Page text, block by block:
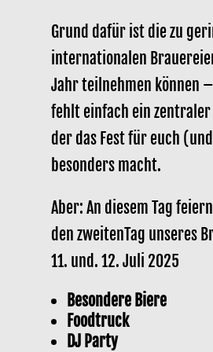
Grund dafür ist die zu
internationalen
Jahr teilnehmen können
fehlt einfach ein
der das Fest für euch
besonders macht.
Aber: An diesem Tag
den zweitenTag unseres
11. und. 12. Juli 2025
Besondere Biere
Foodtruck
DJ Party